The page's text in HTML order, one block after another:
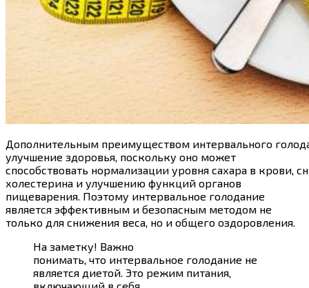
Дополнительным преимуществом интервального
улучшение здоровья, поскольку оно может
способствовать нормализации уровня сахара в крови,
холестерина и улучшению функций органов
пищеварения. Поэтому интервальное голодание
является эффективным и безопасным методом не
только для снижения веса, но и общего оздоровления.
На заметку! Важно
понимать, что интервальное голодание не
является диетой. Это режим питания,